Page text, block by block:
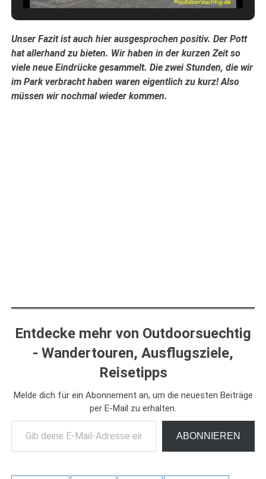
Unser Fazit ist auch hier ausgesprochen positiv. Der Pott
hat allerhand zu bieten. Wir haben in der kurzen Zeit so
viele neue Eindrücke gesammelt. Die zwei Stunden, die wir
im Park verbracht haben waren eigentlich zu kurz! Also
müssen wir nochmal wieder kommen.
Entdecke mehr von Outdoorsuechtig
- Wandertouren, Ausflugsziele,
Reisetipps
Melde dich für ein Abonnement an, um die neuesten Beiträge
per E-Mail zu erhalten.
Gib deine E-Mail-Adresse ein ...
ABONNIEREN